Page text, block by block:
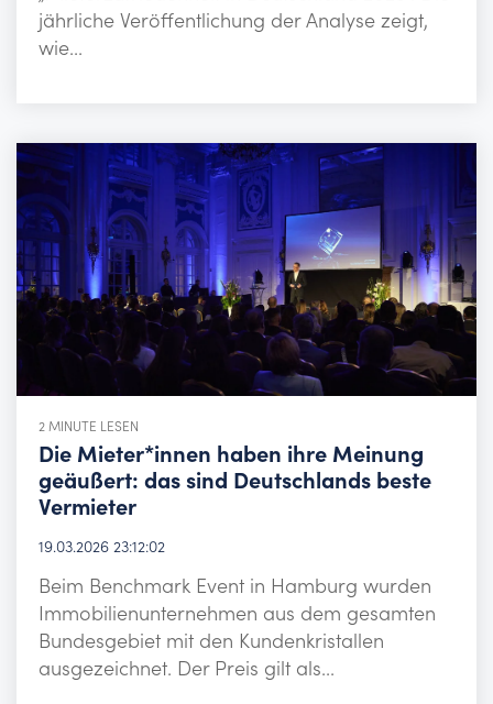
jährliche Veröffentlichung der Analyse zeigt,
wie...
2 MINUTE LESEN
Die Mieter*innen haben ihre Meinung
geäußert: das sind Deutschlands beste
Vermieter
19.03.2026 23:12:02
Beim Benchmark Event in Hamburg wurden
Immobilienunternehmen aus dem gesamten
Bundesgebiet mit den Kundenkristallen
ausgezeichnet. Der Preis gilt als...